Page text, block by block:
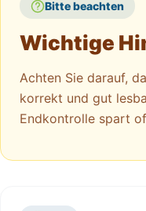
Bitte beachten
Wichtige
Achten Sie darauf,
korrekt und gut
Endkontrolle spart